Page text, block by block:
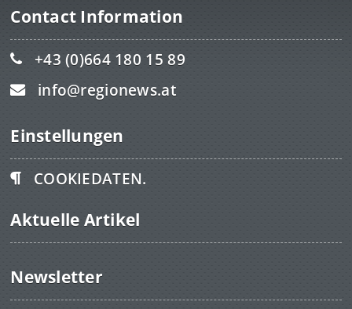
Contact Information
+43 (0)664 180 15 89
info@regionews.at
Einstellungen
COOKIEDATEN.
Aktuelle Artikel
Newsletter